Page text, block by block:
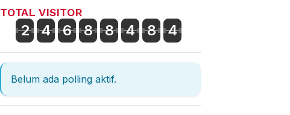
TOTAL VISITOR
2 4 6 8 8 4 8 4
Belum ada polling aktif.